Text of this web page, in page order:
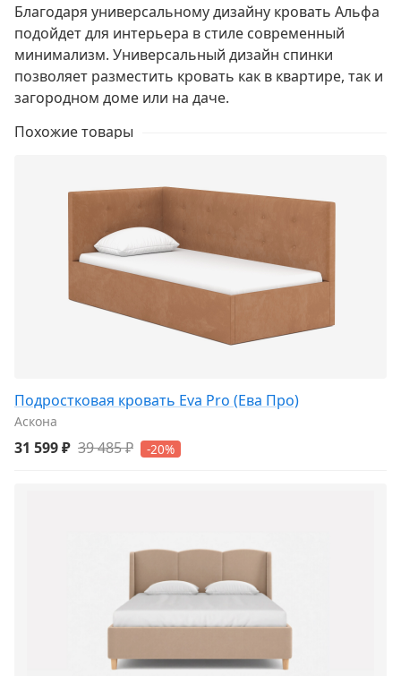
Благодаря универсальному дизайну кровать Альфа
подойдет для интерьера в стиле современный
минимализм. Универсальный дизайн спинки
позволяет разместить кровать как в квартире, так и
загородном доме или на даче.
Похожие товары
Подростковая кровать Eva Pro (Ева Про)
Аскона
31 599 ₽ 39 485 ₽ -20%